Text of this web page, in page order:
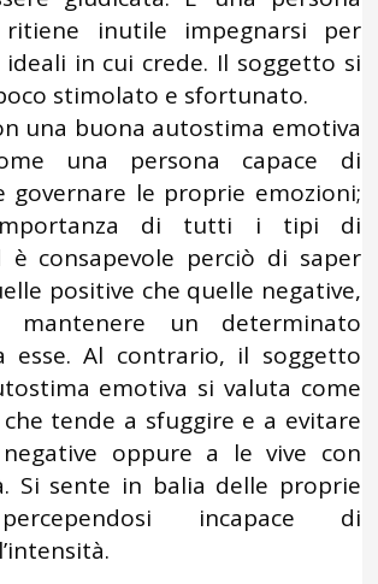
ritiene inutile impegnarsi per
in cui crede. Il soggetto si
stimolato e sfortunato.
una buona autostima emotiva
una persona capace di
governare le proprie emozioni;
di tutti i tipi di
è consapevole perciò di saper
positive che quelle negative,
mantenere un determinato
esse. Al contrario, il soggetto
emotiva si valuta come
tende a sfuggire e a evitare
oppure a le vive con
Si sente in balia delle proprie
incapace di